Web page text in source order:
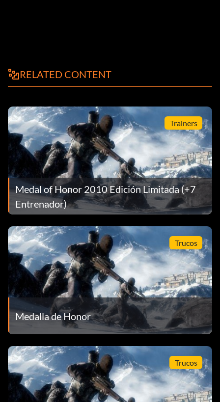
RELATED CONTENT
Trainers
Medal of Honor 2010 Edición Limitada (+7
Entrenador)
Trucos
Medalla de Honor
Trucos